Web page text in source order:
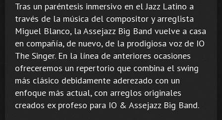
Tras un paréntesis inmersivo en el Jazz Latino a
través de la música del compositor y arreglista
Miguel Blanco, la Assejazz Big Band vuelve a casa
en compañía, de nuevo, de la prodigiosa voz de IO
The Singer. En la línea de anteriores ocasiones
ofreceremos un repertorio que combina el swing
más clásico debidamente aderezado con un
enfoque más actual, con arreglos originales
creados ex profeso para IO & Assejazz Big Band.